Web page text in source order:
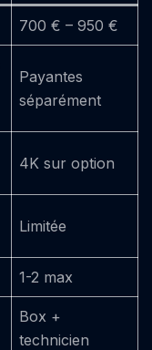
700 € – 950 €
Payantes
séparément
4K sur option
Limitée
1-2 max
Box +
technicien